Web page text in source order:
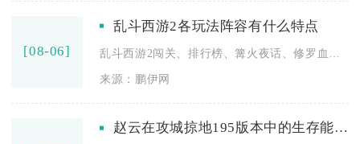
[08-06]
乱斗西游2各玩法阵容有什么特点
来源：鹏伊网
赵云在攻城掠地195版本中的生存能力如何